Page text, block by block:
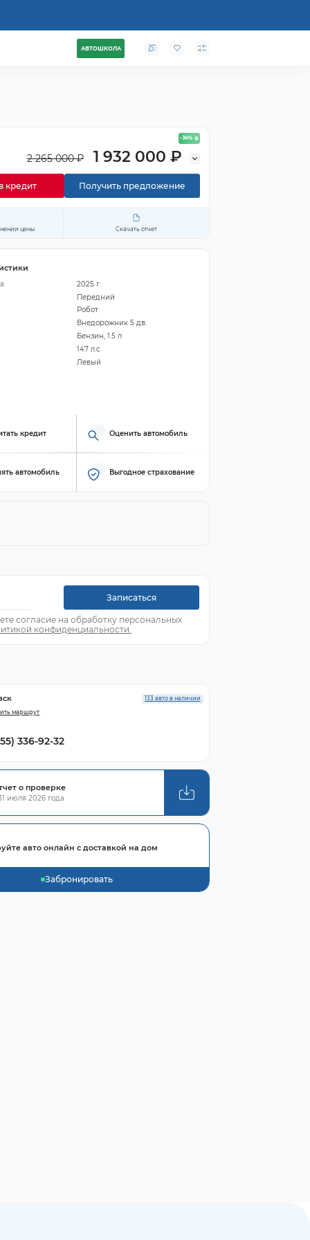
АВТОШКОЛА
- 14%
2 265 000 ₽ 1 932 000 ₽
кредит Получить предложение
цены Скачать отчет
2025 г.
Передний
Робот
Внедорожник 5 дв.
Бензин, 1.5 л
147 л.с.
Левый
кредит Оценить автомобиль
автомобиль Выгодное страхование
Записаться
согласие на обработку персональных
конфиденциальности.
133 авто в наличии
маршрут
336-92-32
о проверке
июля 2026 года
авто онлайн с доставкой на дом
Забронировать